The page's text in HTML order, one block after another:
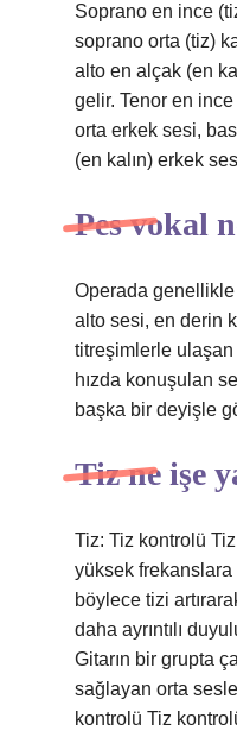
Soprano en ince
soprano orta (tiz)
alto en alçak (en
gelir. Tenor en
orta erkek sesi,
(en kalın) erkek
Pes vokal
Operada genellikle
alto sesi, en derin
titreşimlerle
hızda konuşulan
başka bir deyişle
Tiz ne işe
Tiz: Tiz kontrolü
yüksek frekanslara
böylece tizi
daha ayrıntılı
Gitarın bir grupta
sağlayan orta
kontrolü Tiz